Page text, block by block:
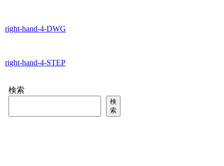
right-hand-4-DWG
right-hand-4-STEP
検索
検
索